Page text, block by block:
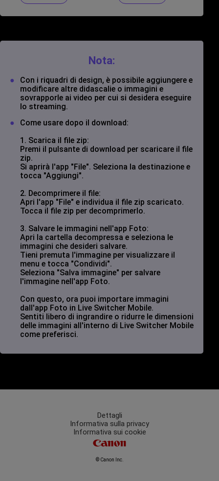
Nota:
Con i riquadri di design, è possibile aggiungere e
modificare altre didascalie o immagini e
sovrapporle ai video per cui si desidera eseguire
lo streaming.
Come usare dopo il download:
1. Scarica il file zip:
Premi il pulsante di download per scaricare il file
zip.
Si aprirà l'app "File". Seleziona la destinazione e
tocca "Aggiungi".
2. Decomprimere il file:
Apri l'app "File" e individua il file zip scaricato.
Tocca il file zip per decomprimerlo.
3. Salvare le immagini nell'app Foto:
Apri la cartella decompressa e seleziona le
immagini che desideri salvare.
Tieni premuta l'immagine per visualizzare il
menu e tocca "Condividi".
Seleziona "Salva immagine" per salvare
l'immagine nell'app Foto.
Con questo, ora puoi importare immagini
dall'app Foto in Live Switcher Mobile.
Sentiti libero di ingrandire o ridurre le dimensioni
delle immagini all'interno di Live Switcher Mobile
come preferisci.
© Canon Inc.
Dettagli
Informativa sulla privacy
Informativa sui cookie